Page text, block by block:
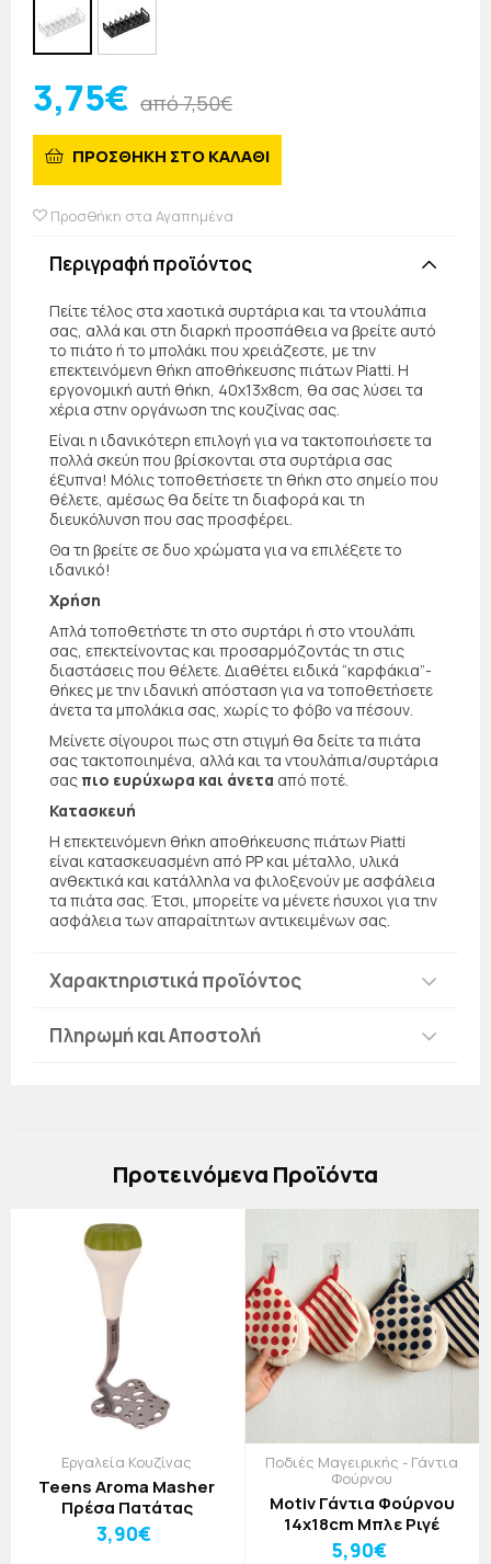
3,75€ από 7,50€
ΠΡΟΣΘΗΚΗ ΣΤΟ ΚΑΛΑΘΙ
Προσθήκη στα Αγαπημένα
Περιγραφή προϊόντος
Πείτε τέλος στα χαοτικά συρτάρια και τα ντουλάπια
σας, αλλά και στη διαρκή προσπάθεια να βρείτε αυτό
το πιάτο ή το μπολάκι που χρειάζεστε, με την
επεκτεινόμενη θήκη αποθήκευσης πιάτων Piatti. Η
εργονομική αυτή θήκη, 40x13x8cm, θα σας λύσει τα
χέρια στην οργάνωση της κουζίνας σας.
Είναι η ιδανικότερη επιλογή για να τακτοποιήσετε τα
πολλά σκεύη που βρίσκονται στα συρτάρια σας
έξυπνα! Μόλις τοποθετήσετε τη θήκη στο σημείο που
θέλετε, αμέσως θα δείτε τη διαφορά και τη
διευκόλυνση που σας προσφέρει.
Θα τη βρείτε σε δυο χρώματα για να επιλέξετε το
ιδανικό!
Χρήση
Απλά τοποθετήστε τη στο συρτάρι ή στο ντουλάπι
σας, επεκτείνοντας και προσαρμόζοντάς τη στις
διαστάσεις που θέλετε. Διαθέτει ειδικά “καρφάκια”-
θήκες με την ιδανική απόσταση για να τοποθετήσετε
άνετα τα μπολάκια σας, χωρίς το φόβο να πέσουν.
Μείνετε σίγουροι πως στη στιγμή θα δείτε τα πιάτα
σας τακτοποιημένα, αλλά και τα ντουλάπια/συρτάρια
σας πιο ευρύχωρα και άνετα από ποτέ.
Κατασκευή
Η επεκτεινόμενη θήκη αποθήκευσης πιάτων Piatti
είναι κατασκευασμένη από PP και μέταλλο, υλικά
ανθεκτικά και κατάλληλα να φιλοξενούν με ασφάλεια
τα πιάτα σας. Έτσι, μπορείτε να μένετε ήσυχοι για την
ασφάλεια των απαραίτητων αντικειμένων σας.
Χαρακτηριστικά προϊόντος
Πληρωμή και Αποστολή
Πρoτεινόμενα Προϊόντα
Εργαλεία Κουζίνας
Teens Aroma Masher
Πρέσα Πατάτας
3,90€
Ποδιές Μαγειρικής - Γάντια
Φούρνου
Motiv Γάντια Φούρνου
14x18cm Μπλε Ριγέ
5,90€